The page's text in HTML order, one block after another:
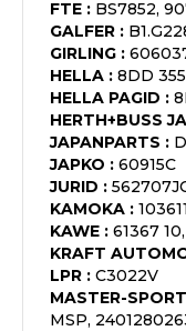
FTE : BS7852,
GALFER :
GIRLING :
HELLA : 8DD 355
HELLA PAGID :
HERTH+BUSS
JAPANPARTS :
JAPKO : 60915C
JURID :
KAMOKA :
KAWE : 61367
KRAFT
LPR : C3022V
MASTER-
MSP,